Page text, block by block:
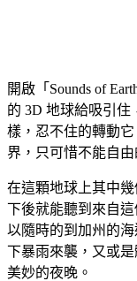
開啟「Sounds of
的 3D 地球給吸引
樣，忍不住的轉動
界，只可惜不能自
在這顆地球上其中
下後就能聽到來自
以隨時的到加州的
下暴雨來襲，又或
美妙的夜晚。